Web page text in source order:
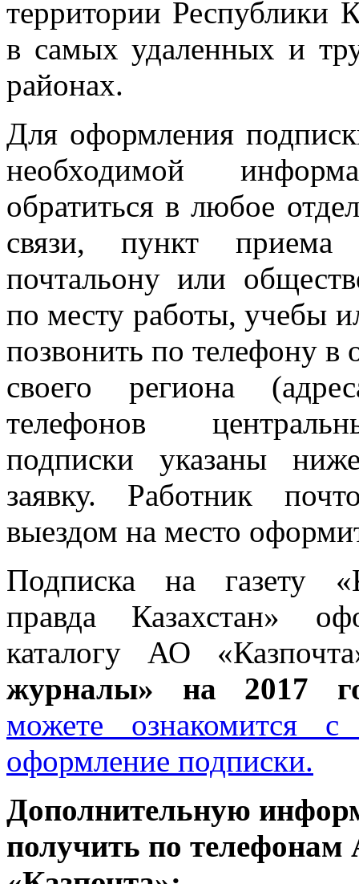
территории Республики
в самых удаленных и
районах.
Для оформления
необходимой
обратиться в любое
связи, пункт
почтальону или
по месту работы, учебы
позвонить по телефону в
своего региона
телефонов
подписки указаны
заявку. Работник
выездом на место
Подписка на газету
правда Казахстан»
каталогу АО
журналы» на 2017
можете ознакомится
оформление подписки.
Дополнительную
получить по